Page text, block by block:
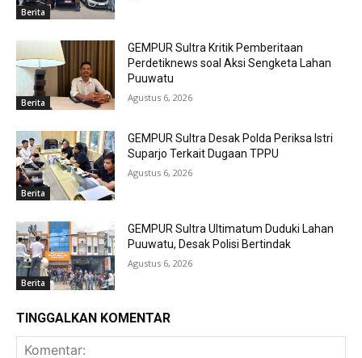
Berita
Berita
GEMPUR Sultra Kritik Pemberitaan
Perdetiknews soal Aksi Sengketa Lahan
Puuwatu
Agustus 6, 2026
Berita
GEMPUR Sultra Desak Polda Periksa Istri
Suparjo Terkait Dugaan TPPU
Agustus 6, 2026
Berita
GEMPUR Sultra Ultimatum Duduki Lahan
Puuwatu, Desak Polisi Bertindak
Agustus 6, 2026
TINGGALKAN KOMENTAR